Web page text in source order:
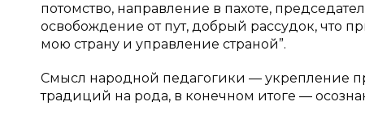
потомство, направление в пахоте,
освобождение от пут, добрый рассудок, что
мою страну и управление страной”.
Смысл народной педагогики — укрепление
традиций на рода, в конечном итоге —